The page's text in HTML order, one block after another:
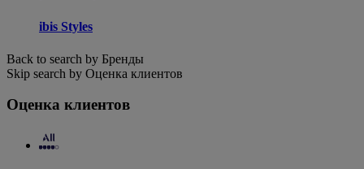
ibis Styles
Back to search by Бренды
Skip search by Оценка клиентов
Оценка клиентов